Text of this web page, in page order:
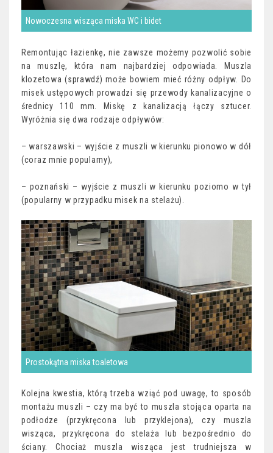
Nowoczesna wisząca miska WC i bidet
Remontując łazienkę, nie zawsze możemy pozwolić sobie
na muszlę, która nam najbardziej odpowiada. Muszla
klozetowa (sprawdź) może bowiem mieć różny odpływ. Do
misek ustępowych prowadzi się przewody kanalizacyjne o
średnicy 110 mm. Miskę z kanalizacją łączy sztucer.
Wyróżnia się dwa rodzaje odpływów:
– warszawski – wyjście z muszli w kierunku pionowo w dół
(coraz mnie popularny),
– poznański – wyjście z muszli w kierunku poziomo w tył
(popularny w przypadku misek na stelażu).
Prostokątna miska toaletowa
Kolejna kwestia, którą trzeba wziąć pod uwagę, to sposób
montażu muszli – czy ma być to muszla stojąca oparta na
podłodze (przykręcona lub przyklejona), czy muszla
wisząca, przykręcona do stelaża lub bezpośrednio do
ściany. Chociaż muszla wisząca jest trudniejsza w